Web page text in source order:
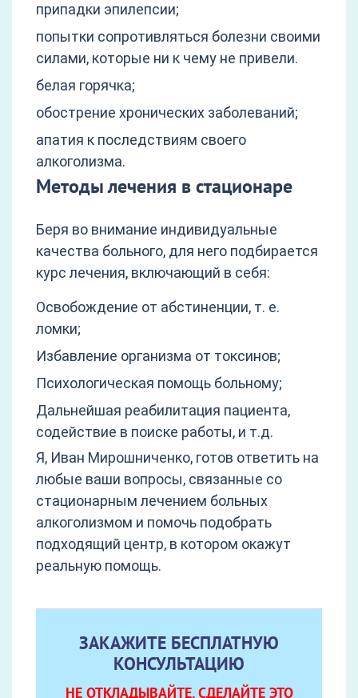
припадки эпилепсии;
попытки сопротивляться болезни своими
силами, которые ни к чему не привели.
белая горячка;
обострение хронических заболеваний;
апатия к последствиям своего
алкоголизма.
Методы лечения в стационаре
Беря во внимание индивидуальные
качества больного, для него подбирается
курс лечения, включающий в себя:
Освобождение от абстиненции, т. е.
ломки;
Избавление организма от токсинов;
Психологическая помощь больному;
Дальнейшая реабилитация пациента,
содействие в поиске работы, и т.д.
Я, Иван Мирошниченко, готов ответить на
любые ваши вопросы, связанные со
стационарным лечением больных
алкоголизмом и помочь подобрать
подходящий центр, в котором окажут
реальную помощь.
ЗАКАЖИТЕ БЕСПЛАТНУЮ
КОНСУЛЬТАЦИЮ
НЕ ОТКЛАДЫВАЙТЕ, СДЕЛАЙТЕ ЭТО